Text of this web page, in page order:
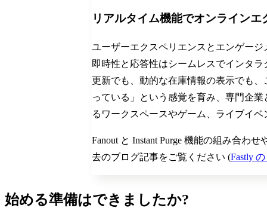
リアルタイム機能でオンライン
ユーザーエクスペリエンスとエンゲー
即時性と応答性はシームレスでインタ
更新でも、動的な在庫情報の表示でも
っている」という感覚を育み、専門企
るワークスペースやゲーム、ライブイ
Fanout と Instant Purge 機能の組み合わ
去のブログ記事をご覧ください (Fastly
始める準備はできましたか?